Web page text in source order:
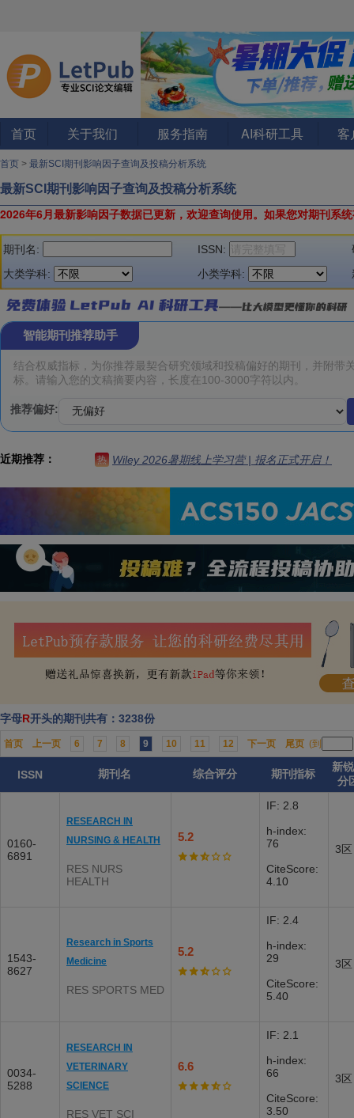
首页 关于我们 服务指南 AI科研工具 客
首页 > 最新SCI期刊影响因子查询及投稿分析系统
最新SCI期刊影响因子查询及投稿分析系统
2026年6月最新影响因子数据已更新，欢迎查询使用。 如果您对期刊系
期刊名: ISSN:
大类学科:
小类学科:
智能期刊推荐助手
推荐偏好:
近期推荐： 热 Wiley 2026暑期线上学习营 | 报名正式开启！
字母R开头的期刊共有：3238份
首页 上一页 6 7 8 9 10 11 12 下一页 尾页 (到
ISSN 期刊名 综合评分 期刊指标
新
分
0160-
6891
RESEARCH IN
NURSING & HEALTH
RES NURS
HEALTH
5.2
IF: 2.8
h-index:
76
CiteScore:
4.10
3区
1543-
8627
Research in Sports
Medicine
RES SPORTS MED
5.2
IF: 2.4
h-index:
29
CiteScore:
5.40
3区
0034-
5288
RESEARCH IN
VETERINARY
SCIENCE
RES VET SCI
6.6
IF: 2.1
h-index:
66
CiteScore:
3.50
3区